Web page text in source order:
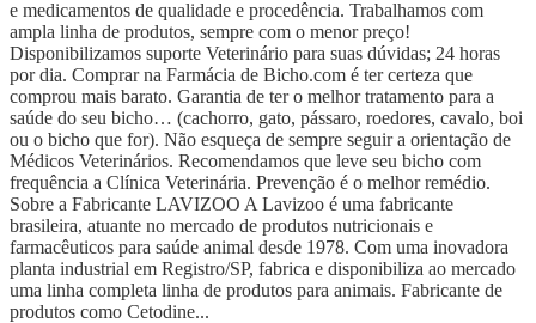
e medicamentos de qualidade e procedência. Trabalhamos com
ampla linha de produtos, sempre com o menor preço!
Disponibilizamos suporte Veterinário para suas dúvidas; 24 horas
por dia. Comprar na Farmácia de Bicho.com é ter certeza que
comprou mais barato. Garantia de ter o melhor tratamento para a
saúde do seu bicho… (cachorro, gato, pássaro, roedores, cavalo, boi
ou o bicho que for). Não esqueça de sempre seguir a orientação de
Médicos Veterinários. Recomendamos que leve seu bicho com
frequência a Clínica Veterinária. Prevenção é o melhor remédio.
Sobre a Fabricante LAVIZOO A Lavizoo é uma fabricante
brasileira, atuante no mercado de produtos nutricionais e
farmacêuticos para saúde animal desde 1978. Com uma inovadora
planta industrial em Registro/SP, fabrica e disponibiliza ao mercado
uma linha completa linha de produtos para animais. Fabricante de
produtos como Cetodine...